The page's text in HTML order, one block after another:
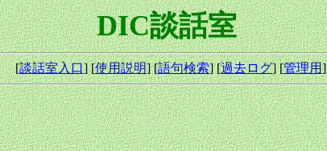
DIC談話室
[談話室入口] [使用説明] [語句検索] [過去ログ] [管理用]